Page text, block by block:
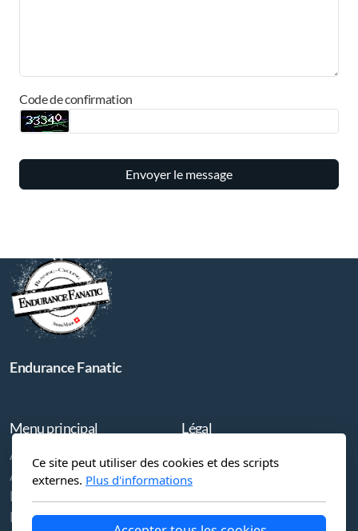
Code de confirmation
Envoyer le message
Endurance Fanatic
Menu principal
Accueil
À propos
La boutique
Nous contacter
Légal
Conditions d'utilisation
Politique de confidentialité
Ce site peut utiliser des cookies et des scripts
externes. Plus d'informations